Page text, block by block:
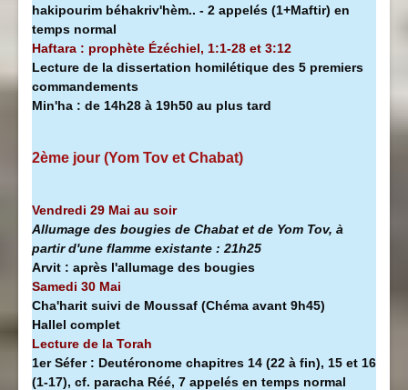
hakipourim béhakriv'hèm.. - 2 appelés (1+Maftir) en
temps normal
Haftara : prophète Ézéchiel, 1:1-28 et 3:12
Lecture de la dissertation homilétique des 5 premiers
commandements
Min'ha : de 14h28 à 19h50 au plus tard
2ème jour (Yom Tov et Chabat)
Vendredi 29 Mai au soir
Allumage des bougies de Chabat et de Yom Tov, à
partir d'une flamme existante : 21h25
Arvit : après l'allumage des bougies
Samedi 30 Mai
Cha'harit suivi de Moussaf (Chéma avant 9h45)
Hallel complet
Lecture de la Torah
1er Séfer : Deutéronome chapitres 14 (22 à fin), 15 et 16
(1-17), cf. paracha Réé, 7 appelés en temps normal